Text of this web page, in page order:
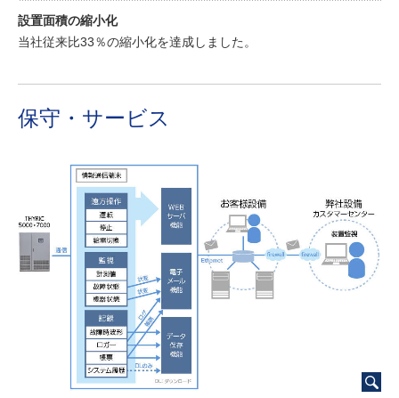
設置面積の縮小化
当社従来比33％の縮小化を達成しました。
保守・サービス